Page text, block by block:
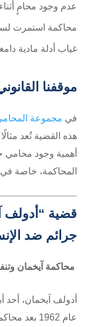
عدم وجود محامٍ
محاكمة استمرت
غياب أدلة مادية
موقفنا
في مجموعة
هذه القضية تُعد
أهمية وجود
المحاكمة، خاصة في
قضية “أدولف
جرائم ضد
محاكمة آيخمان
أدولف آيخمان، أحد
عام 1962